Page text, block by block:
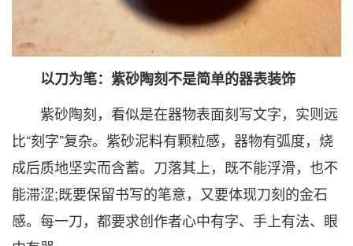
以刀为笔：紫砂陶刻不是简单的器表装饰
紫砂陶刻，看似是在器物表面刻写文字，实则远
比“刻字”复杂。紫砂泥料有颗粒感，器物有弧度，烧
成后质地坚实而含蓄。刀落其上，既不能浮滑，也不
能滞涩;既要保留书写的笔意，又要体现刀刻的金石
感。每一刀，都要求创作者心中有字、手上有法、眼